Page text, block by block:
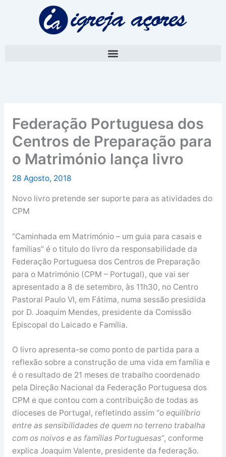
Federação Portuguesa dos
Centros de Preparação para
o Matrimónio lança livro
28 Agosto, 2018
Novo livro pretende ser suporte para as atividades do
CPM
“Caminhada em Matrimónio – um guia para casais e
famílias” é o titulo do livro da responsabilidade da
Federação Portuguesa dos Centros de Preparação
para o Matrimónio (CPM – Portugal), que vai ser
apresentado a 8 de setembro, às 11h30, no Centro
Pastoral Paulo VI, em Fátima, numa sessão presidida
por D. Joaquim Mendes, presidente da Comissão
Episcopal do Laicado e Família.
O livro apresenta-se como ponto de partida para a
reflexão sobre a construção de uma vida em família e
é o resultado de 21 meses de trabalho coordenado
pela Direção Nacional da Federação Portuguesa dos
CPM e que contou com a contribuição de todas as
dioceses de Portugal, refletindo assim “o equilíbrio
entre as sensibilidades de quem no terreno trabalha
com os noivos e as famílias Portuguesas“, conforme
explica Joaquim Valente, presidente da federação.